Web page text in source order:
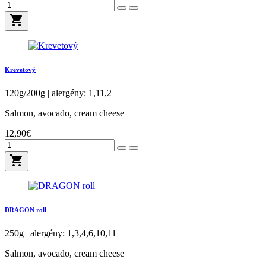
shopping_cart
Krevetový
120g/200g | alergény: 1,11,2
Salmon, avocado, cream cheese
12,90€
shopping_cart
DRAGON roll
250g | alergény: 1,3,4,6,10,11
Salmon, avocado, cream cheese